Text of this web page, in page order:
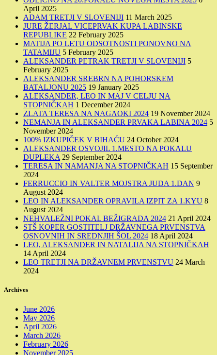
April 2025
ADAM TRETJI V SLOVENIJI 11 March 2025
JURE ŽERJAL VICEPRVAK KUPA LABINSKE
REPUBLIKE 22 February 2025
MATIJA PO LETU ODSOTNOSTI PONOVNO NA
TATAMIJU 5 February 2025
ALEKSANDER PETRAK TRETJI V SLOVENIJI 5
February 2025
ALEKSANDER SREBRN NA POHORSKEM
BATALJONU 2025 19 January 2025
ALEKSANDER, LEO IN MAJ V CELJU NA
STOPNIČKAH 1 December 2024
ZLATA TERESA NA NAGAOKI 2024 19 November 2024
NEMANJA IN ALEKSANDER PRVAKA LABINA 2024 5
November 2024
100% IZKUPIČEK V BIHAĆU 24 October 2024
ALEKSANDER OSVOJIL 1.MESTO NA POKALU
DUPLEKA 29 September 2024
TERESA IN NAMANJA NA STOPNIČKAH 15 September
2024
FERRUCCIO IN VALTER MOJSTRA JUDA 1.DAN 9
August 2024
LEO IN ALEKSANDER OPRAVILA IZPIT ZA 1.KYU 8
August 2024
NEHVALEŽNI POKAL BEŽIGRADA 2024 21 April 2024
STŠ KOPER GOSTITELJ DRŽAVNEGA PRVENSTVA
OSNOVNIH IN SREDNJIH ŠOL 2024 18 April 2024
LEO, ALEKSANDER IN NATALIJA NA STOPNIČKAH
14 April 2024
LEO TRETJI NA DRŽAVNEM PRVENSTVU 24 March
2024
Archives
June 2026
May 2026
April 2026
March 2026
February 2026
November 2025